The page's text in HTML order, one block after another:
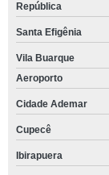
República
Santa Efigênia
Vila Buarque
Aeroporto
Cidade Ademar
Cupecê
Ibirapuera